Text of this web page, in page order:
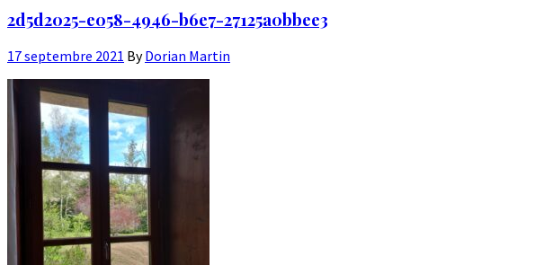
2d5d2025-e058-4946-b6e7-27125a0bbee3
17 septembre 2021 ByDorian Martin